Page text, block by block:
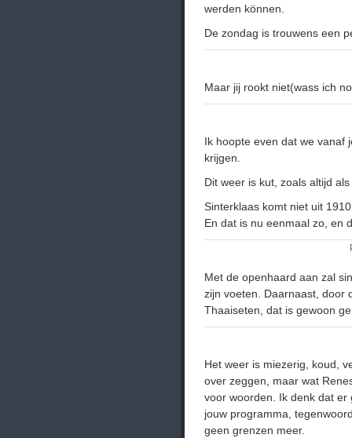
werden können.
De zondag is trouwens een
Maar jij rookt niet(wass ich
Ik hoopte even dat we vanaf
krijgen.
Dit weer is kut, zoals altijd
Sinterklaas komt niet uit
En dat is nu eenmaal zo, en
Met de openhaard aan zal
zijn voeten. Daarnaast, door
Thaaiseten, dat is gewoon
Het weer is miezerig, koud,
over zeggen, maar wat
voor woorden. Ik denk dat
jouw programma,
geen grenzen meer.